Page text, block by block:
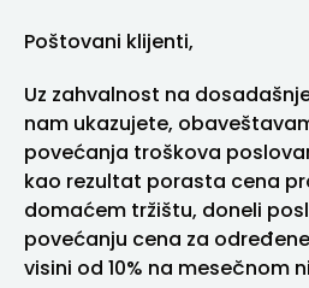
Poštovani klijenti,
Uz zahvalnost na
nam ukazujete,
povećanja troškova
kao rezultat porasta cena
domaćem tržištu, doneli
povećanju cena za
visini od 10% na mesečnom